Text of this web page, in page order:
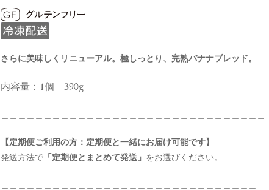
さらに美味しくリニューアル。極しっとり、完熟バナナブレッド。
内容量：1個 390g
【定期便ご利用の方：定期便と一緒にお届け可能です】
発送方法で 「定期便とまとめて発送」 をお選びください。